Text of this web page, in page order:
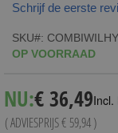
Schrijf de eerste
SKU
OP VOORRAAD
NU:Special
Price
€ 36,49Incl.
( ADVIESPRIJS€ 59,94)